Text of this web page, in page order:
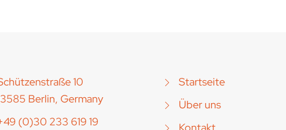
10
Berlin, Germany
(0)30 233 619 19
Startseite
Über uns